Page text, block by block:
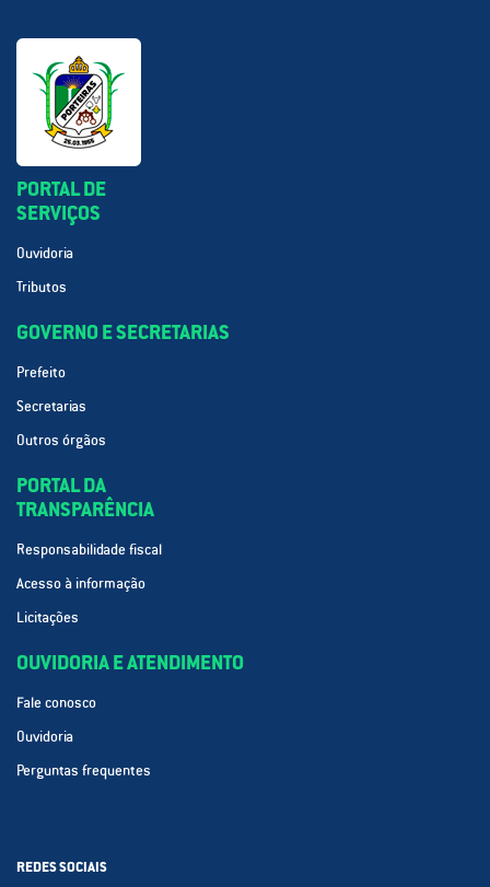
PORTAL DE
SERVIÇOS
Ouvidoria
Tributos
GOVERNO E SECRETARIAS
Prefeito
Secretarias
Outros órgãos
PORTAL DA
TRANSPARÊNCIA
Responsabilidade fiscal
Acesso à informação
Licitações
OUVIDORIA E ATENDIMENTO
Fale conosco
Ouvidoria
Perguntas frequentes
REDES SOCIAIS